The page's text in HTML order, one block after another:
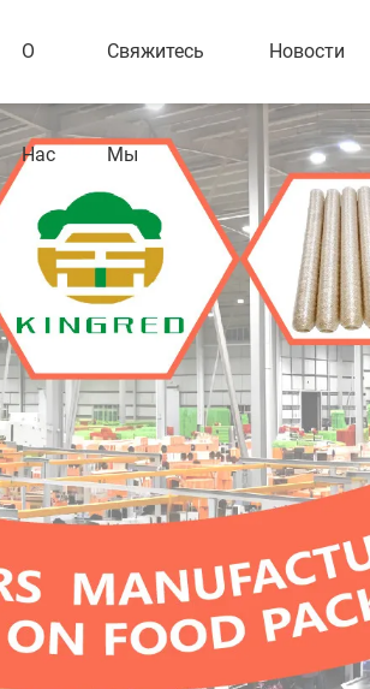
О
Нас
Свяжитесь
Мы
Новости